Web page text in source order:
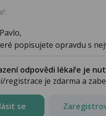
popisujete opravdu s
odpovědi lékaře je
registrace je zdarma a
se